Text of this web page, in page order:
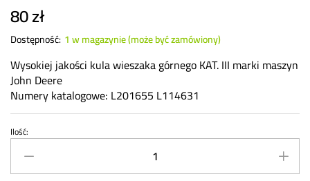
80zł
Dostępność: 1 w magazynie (może być zamówiony)
Wysokiej jakości kula wieszaka górnego KAT. III marki maszyn
John Deere
Numery katalogowe: L201655 L114631
Kula
wieszaka
górnego
Ilość: